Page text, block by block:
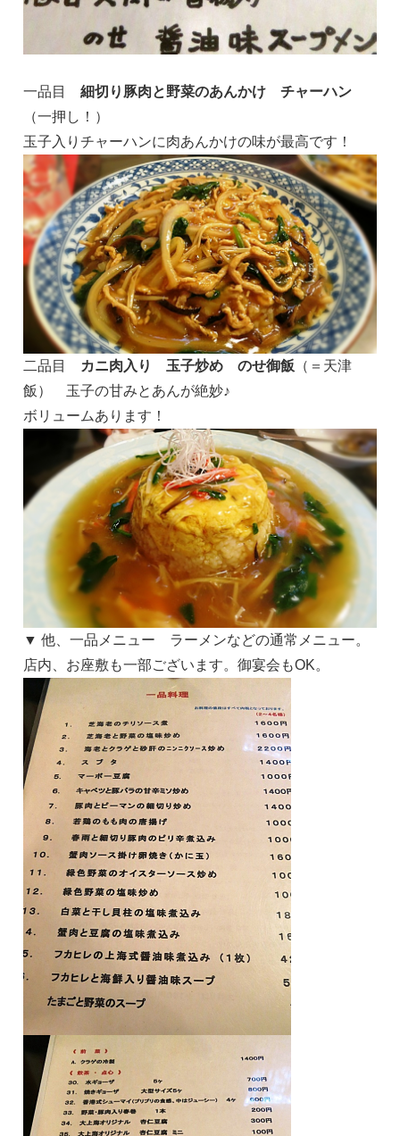
一品目 細切り豚肉と野菜のあんかけ チャーハン
（一押し！）
玉子入りチャーハンに肉あんかけの味が最高です！
二品目 カニ肉入り 玉子炒め のせ御飯 （＝天津
飯） 玉子の甘みとあんが絶妙♪
ボリュームあります！
▼ 他、一品メニュー ラーメンなどの通常メニュー。
店内、お座敷も一部ございます。御宴会もOK。